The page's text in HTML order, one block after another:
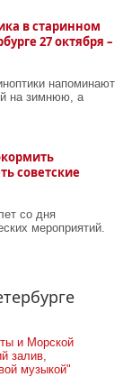
в cтаринном
27 октября –
напоминают
на зимнюю, а
советские
со дня
мероприятий.
и Морской
залив,
музыкой"